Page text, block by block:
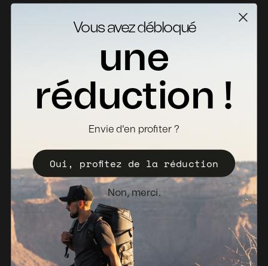
Fiches Techniques
Où acheter
Politique de vente
Bulletin d'information
Pays-Bas (EUR €)
Vous avez débloqué
une
réduction !
Envie d'en profiter ?
Oui, profitez de la réduction
Non, merci.